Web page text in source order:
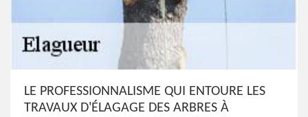
LE PROFESSIONNALISME QUI ENTOURE LES
TRAVAUX D'ÉLAGAGE DES ARBRES À